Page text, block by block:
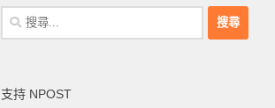
搜
尋
字:
支持 NPOST